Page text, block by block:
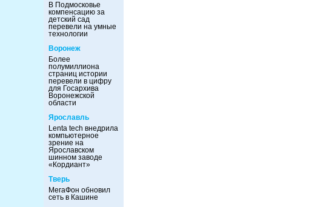
В Подмосковье
компенсацию за
детский сад
перевели на умные
технологии
Воронеж
Более
полумиллиона
страниц истории
перевели в цифру
для Госархива
Воронежской
области
Ярославль
Lenta tech внедрила
компьютерное
зрение на
Ярославском
шинном заводе
«Кордиант»
Тверь
МегаФон обновил
сеть в Кашине